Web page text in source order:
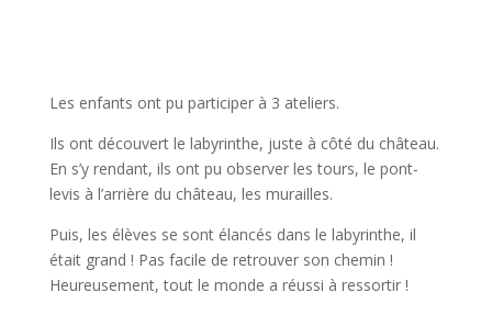
Les enfants ont pu participer à 3 ateliers.
Ils ont découvert le labyrinthe, juste à côté du château.
En s’y rendant, ils ont pu observer les tours, le pont-
levis à l’arrière du château, les murailles.
Puis, les élèves se sont élancés dans le labyrinthe, il
était grand ! Pas facile de retrouver son chemin !
Heureusement, tout le monde a réussi à ressortir !